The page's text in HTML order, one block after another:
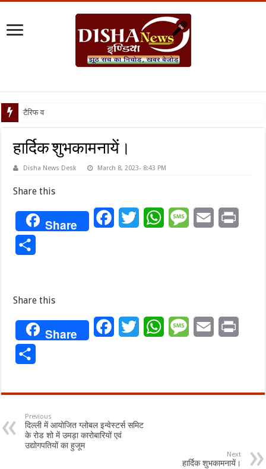
टैरिफ वॉर पर पिघली ब
हार्दिक शुभकामनायें।
Disha News Desk March 8, 2023- 8:43 PM
Share this
Share FacebookTwitterWhatsAppMessageEmail
Share this
Share FacebookTwitterWhatsAppMessageEmail
Previous
दिल्ली में आयोजित ग्लोबल इन्वेस्टर्स समिट
के रोड शो में उमड़ा कारोबारियों एवं
उद्योगपतियों का हुजूम
Next
हार्दिक शुभकामनायें।